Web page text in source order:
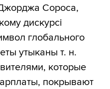
Сороса,
дискурсі
глобального
утыканы т. н.
которые
покрывают